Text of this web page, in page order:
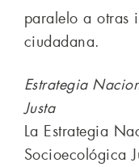
paralelo a otras
ciudadana.
Estrategia
Justa
La Estrategia
Socioecológica